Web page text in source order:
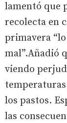
lamentó que
recolecta en
primavera
mal”.Añadió
viendo
los pastos.
las